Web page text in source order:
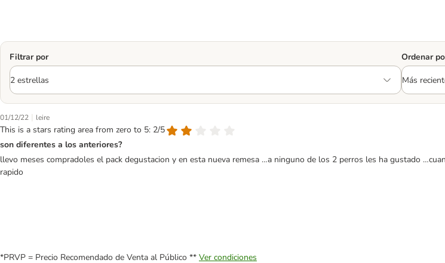
Filtrar por Ordenar
01/12/22 | leire
This is a stars rating area from zero to 5: 2/5
son diferentes a los anteriores?
llevo meses compradoles el pack degustacion y en esta nueva remesa …a ninguno de los 2 perros les ha gustado
rapido
*PRVP = Precio Recomendado de Venta al Público ** Ver condiciones